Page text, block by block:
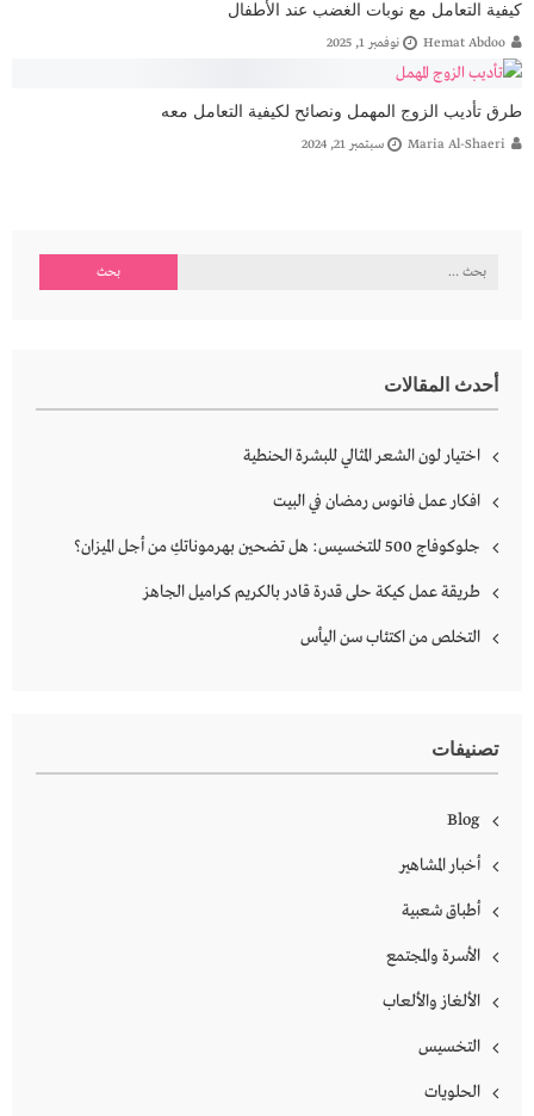
كيفية التعامل مع نوبات الغضب عند الأطفال
Hemat Abdoo نوفمبر 1, 2025
طرق تأديب الزوج المهمل ونصائح لكيفية التعامل معه
Maria Al-Shaeri سبتمبر 21, 2024
البحث
أحدث المقالات
اختيار لون الشعر المثالي للبشرة الحنطية
افكار عمل فانوس رمضان في البيت
جلوكوفاج 500 للتخسيس: هل تضحين بهرموناتكِ من أجل الميزان؟
طريقة عمل كيكة حلى قدرة قادر بالكريم كراميل الجاهز
التخلص من اكتئاب سن اليأس
تصنيفات
Blog
أخبار المشاهير
أطباق شعبية
الأسرة والمجتمع
الألغاز والألعاب
التخسيس
الحلويات